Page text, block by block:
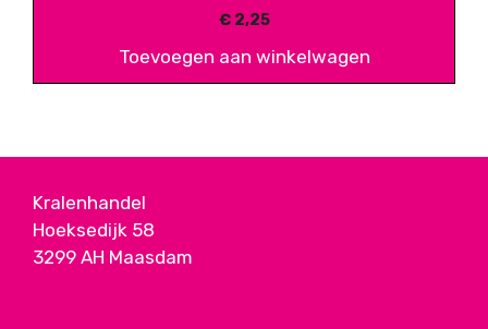
€2,25
Toevoegen aan winkelwagen
Kralenhandel
Hoeksedijk 58
3299 AH Maasdam